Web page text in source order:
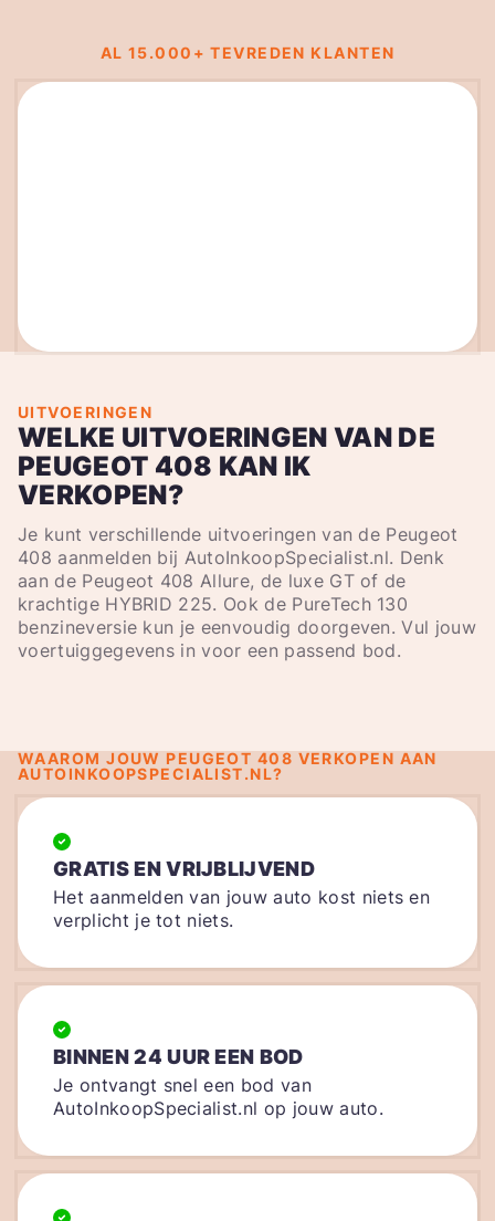
AL 15.000+ TEVREDEN KLANTEN
UITVOERINGEN
WELKE UITVOERINGEN VAN DE
PEUGEOT 408 KAN IK
VERKOPEN?
Je kunt verschillende uitvoeringen van de Peugeot
408 aanmelden bij AutoInkoopSpecialist.nl. Denk
aan de Peugeot 408 Allure, de luxe GT of de
krachtige HYBRID 225. Ook de PureTech 130
benzineversie kun je eenvoudig doorgeven. Vul jouw
voertuiggegevens in voor een passend bod.
WAAROM JOUW PEUGEOT 408 VERKOPEN AAN
AUTOINKOOPSPECIALIST.NL?
GRATIS EN VRIJBLIJVEND
Het aanmelden van jouw auto kost niets en
verplicht je tot niets.
BINNEN 24 UUR EEN BOD
Je ontvangt snel een bod van
AutoInkoopSpecialist.nl op jouw auto.